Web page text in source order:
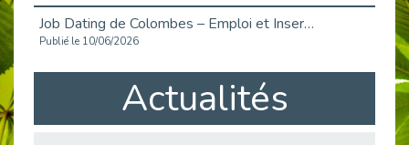
Job Dating de Colombes – Emploi et Insertion
Publié le 10/06/2026
Aborder l'entretien et la situation de handicap en toute confiance
Publié le 09/06/2026
Retour sur l’atelier « Optimiser sa recherche d’emploi »
Actualités